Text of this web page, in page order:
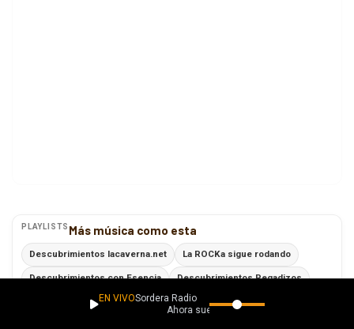
PLAYLISTS Más música como esta
Descubrimientos lacaverna.net La ROCKa sigue rodando
Descubrimientos con Esencia Descubrimientos Pegadizos
EN VIVOSordera Radio
Ahora suena